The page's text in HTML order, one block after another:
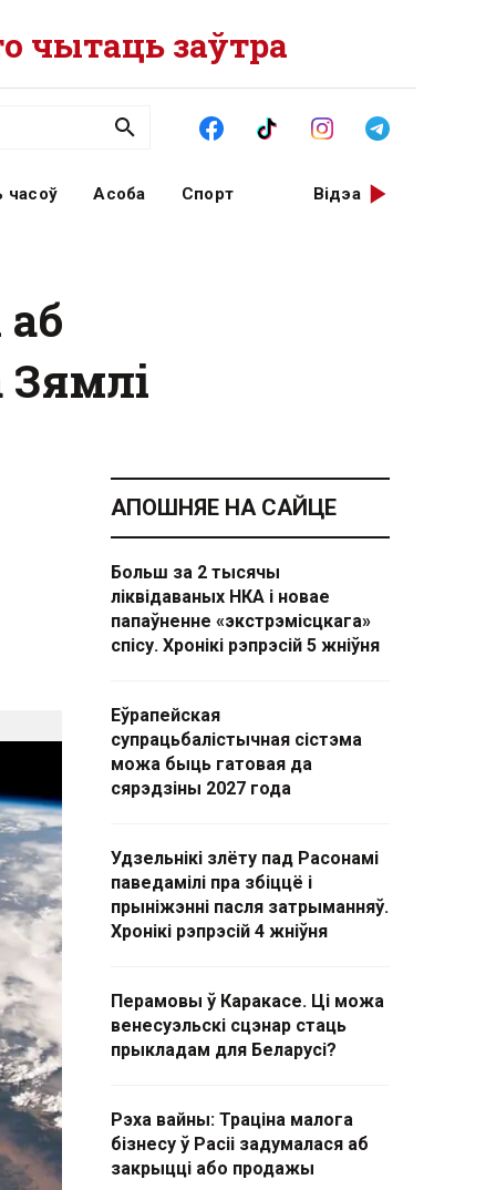
чытаць заўтра
часоў Асоба Спорт Відэа
аб
АПОШНЯЕ НА САЙЦЕ
Больш за 2 тысячы
ліквідаваных НКА і новае
папаўненне «экстрэмісцкага»
спісу. Хронікі рэпрэсій 5 жніўня
Еўрапейская
супрацьбалістычная сістэма
можа быць гатовая да
сярэдзіны 2027 года
Удзельнікі злёту пад Расонамі
паведамілі пра збіццё і
прыніжэнні пасля затрыманняў.
Хронікі рэпрэсій 4 жніўня
Перамовы ў Каракасе. Ці можа
венесуэльскі сцэнар стаць
прыкладам для Беларусі?
Рэха вайны: Траціна малога
бізнесу ў Расіі задумалася аб
закрыцці або продажы